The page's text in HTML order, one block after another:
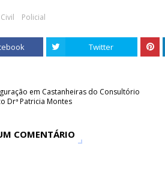
Policial
Twitter
em Castanheiras do Consultório
Drª Patricia Montes
COMENTÁRIO